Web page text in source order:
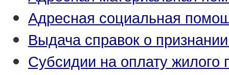
Адресная социальная
Выдача справок о
Субсидии на оплату